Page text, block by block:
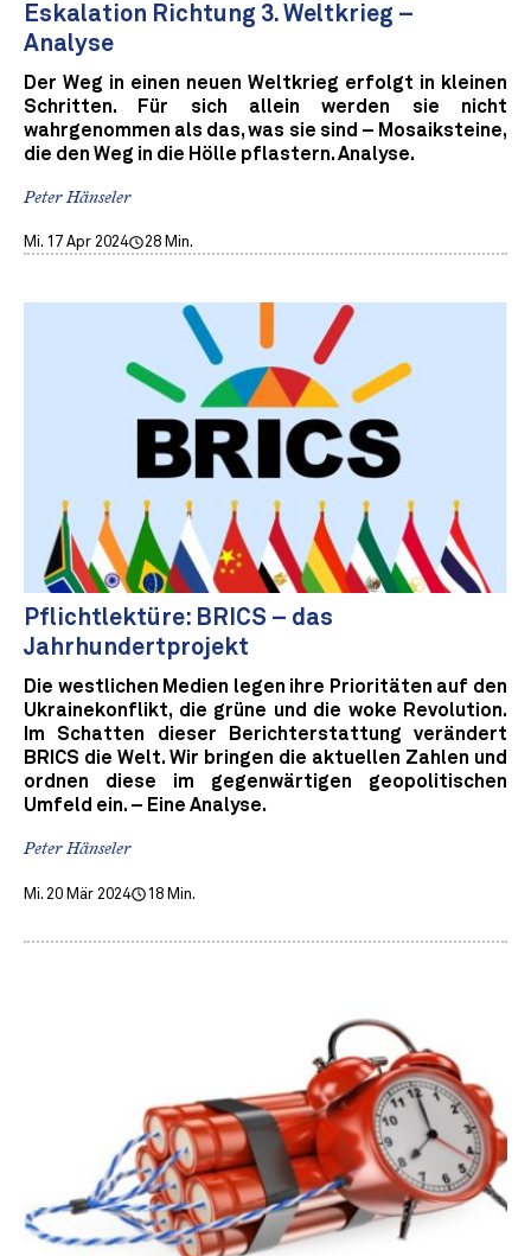
Eskalation Richtung 3. Weltkrieg –
Analyse
Der Weg in einen neuen Weltkrieg erfolgt in kleinen
Schritten. Für sich allein werden sie nicht
wahrgenommen als das, was sie sind – Mosaiksteine,
die den Weg in die Hölle pflastern. Analyse.
Peter Hänseler
Mi. 17 Apr 2024 28 Min.
Pflichtlektüre: BRICS – das
Jahrhundertprojekt
Die westlichen Medien legen ihre Prioritäten auf den
Ukrainekonflikt, die grüne und die woke Revolution.
Im Schatten dieser Berichterstattung verändert
BRICS die Welt. Wir bringen die aktuellen Zahlen und
ordnen diese im gegenwärtigen geopolitischen
Umfeld ein. – Eine Analyse.
Peter Hänseler
Mi. 20 Mär 2024 18 Min.